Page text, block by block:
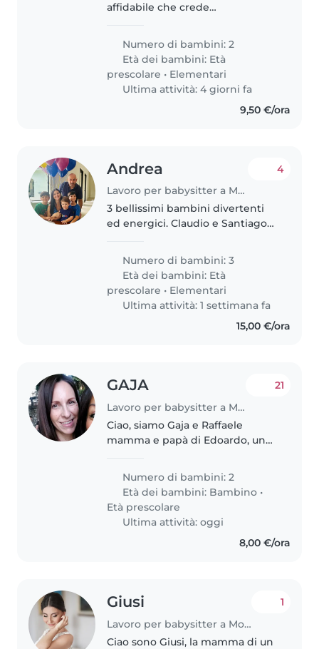
affidabile che crede
di fiducia, per avviare una
collaborazione duratura, che ci
aiuti nella..
Numero di bambini: 2
Età dei bambini: Età
prescolare • Elementari
Ultima attività: 4 giorni fa
9,50 €/ora
Andrea
Lavoro per babysitter a Monza
4
3 bellissimi bambini divertenti
ed energici. Claudio e Santiago
qui in vacanza a Monza da Miami
e cerchiamo una babysitter per
guardarli venerdi..
Numero di bambini: 3
Età dei bambini: Età
prescolare • Elementari
Ultima attività: 1 settimana fa
15,00 €/ora
GAJA
Lavoro per babysitter a Monza
21
Ciao, siamo Gaja e Raffaele
mamma e papà di Edoardo, un
cercando una tata che possa
prendere il piccolo all’asilo al
tardo pomeriggio/sera che gli
prepari..
Numero di bambini: 2
Età dei bambini: Bambino •
Età prescolare
Ultima attività: oggi
8,00 €/ora
Giusi
Lavoro per babysitter a Monza
1
Ciao sono Giusi, la mamma di un